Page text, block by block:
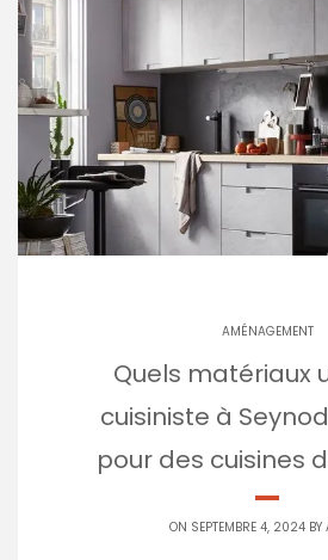
AMÉNAGEMENT
Quels matériaux
cuisiniste à
pour des cuisines
ON SEPTEMBRE 4, 2024 BY